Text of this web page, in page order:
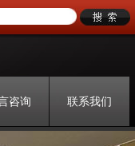
联系我们
咨询